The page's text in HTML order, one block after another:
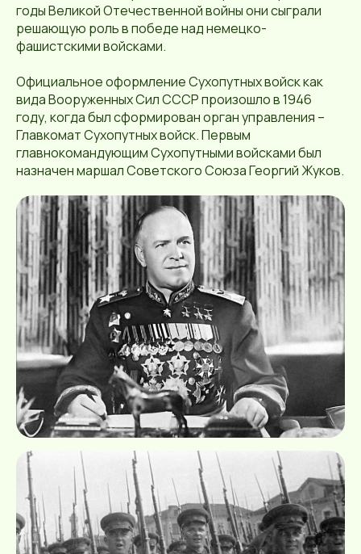
годы Великой Отечественной войны они сыграли
решающую роль в победе над немецко-
фашистскими войсками.
Официальное оформление Сухопутных войск как
вида Вооруженных Сил СССР произошло в 1946
году, когда был сформирован орган управления –
Главкомат Сухопутных войск. Первым
главнокомандующим Сухопутными войсками был
назначен маршал Советского Союза Георгий Жуков.